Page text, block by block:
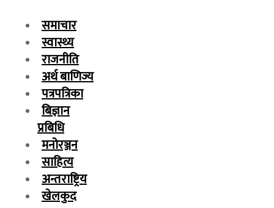
समाचार
स्वास्थ्य
राजनीति
अर्थ बाणिज्य
पत्रपत्रिका
बिज्ञान
प्रबिधि
मनोरञ्जन
साहित्य
अन्तराष्ट्रिय
खेलकुद